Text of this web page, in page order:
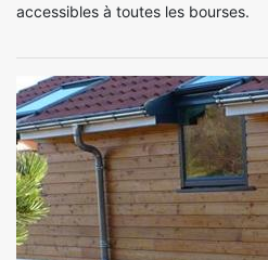
accessibles à toutes les bourses.